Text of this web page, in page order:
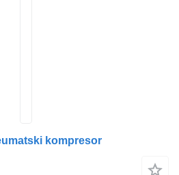
kompresor